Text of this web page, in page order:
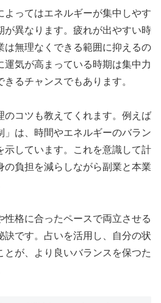
よってはエネルギーが集中しやす
が異なります。疲れが出やすい時
は無理なくできる範囲に抑えるの
運気が高まっている時期は集中力
るチャンスでもあります。
のコツも教えてくれます。例えば
」は、時間やエネルギーのバラン
示しています。これを意識して計
の負担を減らしながら副業と本業
性格に合ったペースで両立させる
訣です。占いを活用し、自分の状
とが、より良いバランスを保つた